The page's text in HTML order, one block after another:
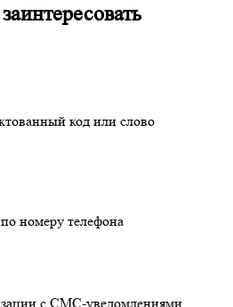
код или слово
номеру телефона
с СМС-уведомлениями